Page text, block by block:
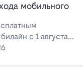
мобильного
с 1 августа